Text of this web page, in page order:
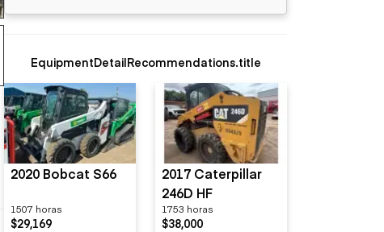
EquipmentDetailRecommendations.title
2020 Bobcat S66
1507 horas
$29,169
2017 Caterpillar
246D HF
1753 horas
$38,000